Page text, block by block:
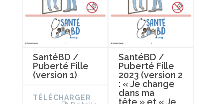
SantéBD /
Puberté Fille
(version 1)
TÉLÉCHARGER
SantéBD /
Puberté Fille
2023 (version 2
: « Je change
dans ma
tête » et « Je